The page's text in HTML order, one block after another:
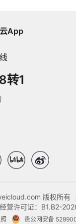
App
转1
版权所有
营许可证：B1.B2-
贵公网安备